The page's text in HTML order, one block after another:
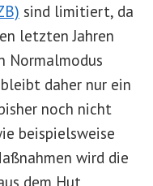
sind limitiert, da
letzten Jahren
Normalmodus
daher nur ein
noch nicht
beispielsweise
wird die
dem Hut